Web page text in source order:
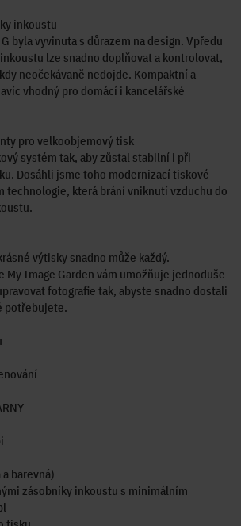
inkoustu
byla vyvinuta s důrazem na design. Vpředu
lze snadno doplňovat a kontrolovat,
neočekávaně nedojde. Kompaktní a
vhodný pro domácí i kancelářské
pro velkoobjemový tisk
systém tak, aby zůstal stabilní i při
Dosáhli jsme toho modernizací tiskové
technologie, která brání vniknutí vzduchu do
výtisky snadno může každý.
My Image Garden vám umožňuje jednoduše
fotografie tak, abyste snadno dostali
potřebujete.
barevná)
zásobníky inkoustu s minimálním